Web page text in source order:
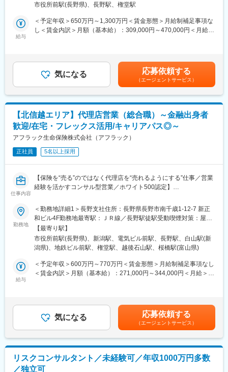
評価は「業績貢献評価」と「行動評価」に分かれています。
「行動評価」は給与改定に反映されます。
賞与は年に3回あり、6月、12月賞与は固定ですが、3月の短期業
ジョブポスティング制度や自己申告制度など一人一人が主体的に
チャレンジできる制度が整っています。実際に代理店営業から広
報や商品開発、ITシステム、契約サービス部門など幅広い部門へ
のキャリアチェンジが叶っています。
中途新卒比率及び男女比率は限りなく5:5に近く、誰にでもチャン
スがある環境です。
■同社の魅力
社員一人一人を大切にする会社で、在宅勤務やフレックスの制
度、転勤手当や社宅補助など働き方や福利厚生が充実していま
す。
変更の範囲：本文参照
■業務詳細
・販売戦略の立案
・商品勉強会や各種研修、販売方法指導
■最先端の営業支援システム
2023年12月に生成AIを活用した業務支援ツール「Aflac Assist」が
を模索し続けています。
■1日の流れ
9時：朝礼、チーム内での事例共有など
10時：販売戦略ミーティング
11時：代理店との商談（1）
12時：ランチ
13時：データ分析、提案資料の作成
15時：代理店との商談（2）
17時：帰社、事務作業、翌日の準備
■研修制度
入社後は全体研修の後、支社配属となり、商談同行や、資料作成
のサポートからお任せします。中途入社社員も早期に馴染めるよ
う、1年間「エンゲージメントサポーター」をアサインします。
■評価制度
賞与は年に3回あり、6月、12月賞与は固定ですが、3月の短期業
績賞与は全社業績と個人業績で変動します。
賞与の総支給月数は、およそ7.2～8.5か月となります。
■働き方
在宅勤務からのリモート会議（担当代理店次第）やフレックス制
度、直行直帰も可です。転居の有無にかかわらず、3～5年に一度
市役所前駅(長野県)、長野駅、権堂駅
給与
＜予定年収＞650万円～1,300万円＜賃金形態＞月給制補足事項な
し＜賃金内訳＞月額（基本給）：309,000円～470,000円＜月給＞
です。※転居を伴う場合、別途転勤手当（4万円～6万円/月）と住
宅補助（例：6万円/月までの9割会社負担）の支給がございます。
賃金はあくまでも目安の金額であり、選考を通じて上下する可能
性があります。月給(月額)は固定手当を含めた表記です。
気になる 応募依頼する
（エージェントサービス）
【北信越エリア】代理店営業（総合職）～金融出身者
歓迎/在宅・フレックス活用/キャリアパス◎～
アフラック生命保険株式会社（アフラック）
正社員 5名以上採用
仕事内容
【保険を“売る”のではなく代理店を“売れるようにする”仕事／営業
経験を活かすコンサル型営業／ホワイト500認定】
代理店のスタッフなど周囲を巻き込み成果を上げていく営業力が
身につきます。
若手のうちから、販売戦略の企画や代理店経営者に向けた提案を
行っていただけます。
■業務内容
アフラック商品を扱う代理店がお客様により良い保険提案ができ
るよう、販売促進や経営課題解決のためのコンサルティング営業
を行っていただきます。
■業務詳細
・販売戦略の立案
・商品勉強会や各種研修、販売方法指導
・保険契約事務に関する各種業務
※土日の対応について：
営業宛てに電話がかかってくることもありますが、代理店向け一
勤務地
＜勤務地詳細1＞長野支社住所：長野県長野市南千歳1-12-7 新正
和ビル4F勤務地最寄駅：ＪＲ線／長野駅徒駅受動喫煙対策：屋内
全面禁煙＜勤務地詳細2＞新潟支社住所：新潟県新潟市中央区東大
通1-2-25 北越第一ビルディング4F受動喫煙対策：屋内全面禁煙＜
勤務地詳細3＞富山支社住所：富山県富山市桜橋通り2-25 富山第
本文参照
【最寄り駅】
市役所前駅(長野県)、新潟駅、電気ビル前駅、長野駅、白山駅(新
潟県)、地鉄ビル前駅、権堂駅、越後石山駅、桜橋駅(富山県)
給与
＜予定年収＞600万円～770万円＜賃金形態＞月給制補足事項なし
＜賃金内訳＞月額（基本給）：271,000円～344,000円＜月給＞
です。※転居を伴う場合、別途転勤手当（4万円～6万円/月）と住
宅補助（例：6万円/月までの9割会社負担）の支給がございます。
賃金はあくまでも目安の金額であり、選考を通じて上下する可能
性があります。月給(月額)は固定手当を含めた表記です。
気になる 応募依頼する
（エージェントサービス）
リスクコンサルタント／未経験可／年収1000万円多数
／独立可